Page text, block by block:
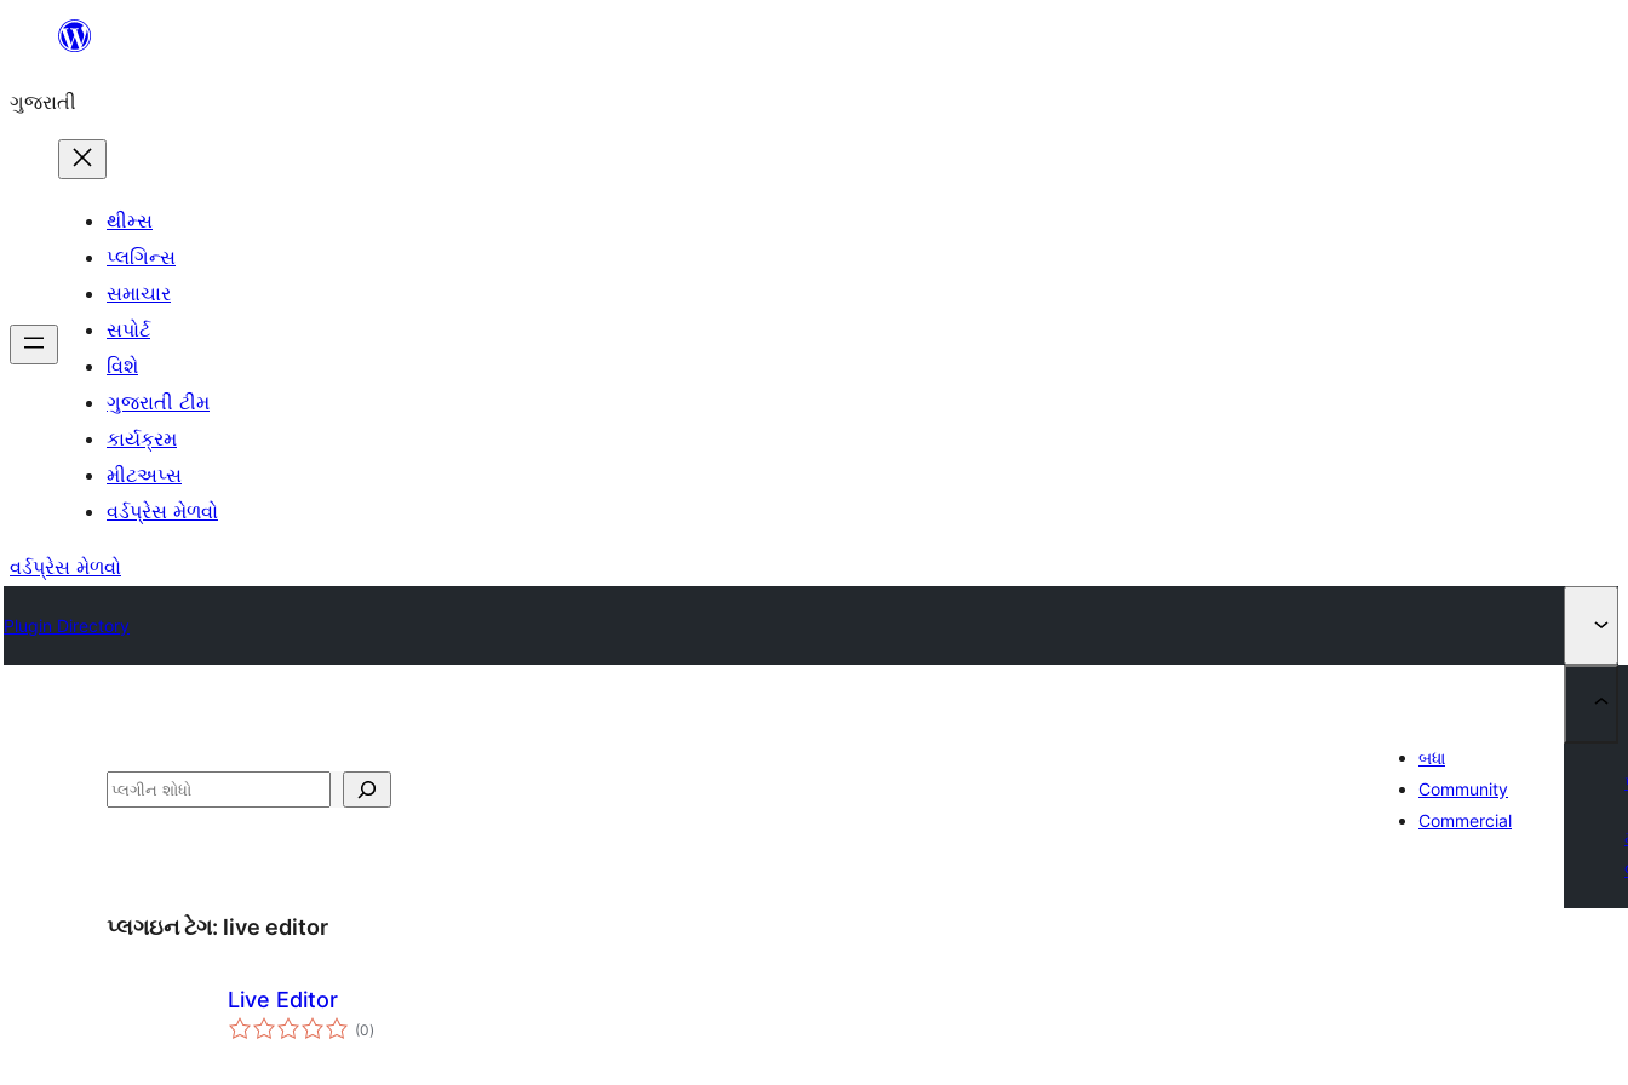
કંટેન્ટ(લખાણ)
જાઓ
ગુજરાતી
થીમ્સ
પ્લગિન્સ
સમાચાર
સપોર્ટ
વિશે
ગુજરાતી ટીમ
કાર્યક્રમ
મીટઅપ્સ
વર્ડપ્રેસ મેળવો
વર્ડપ્રેસ મેળવો
Plugin Directory
શોધો
બધા
Community
Commercial
પ્લગઇન ટેગ: live editor
Live Editor
(0કુલ
રેટિંગ્સ
)